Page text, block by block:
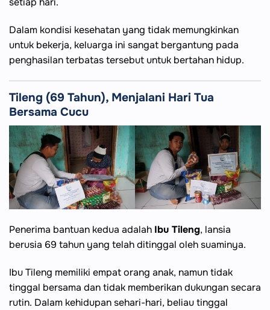
Dalam kondisi kesehatan yang tidak memungkinkan
untuk bekerja, keluarga ini sangat bergantung pada
penghasilan terbatas tersebut untuk bertahan hidup.
Tileng (69 Tahun), Menjalani Hari Tua
Bersama Cucu
Penerima bantuan kedua adalah Ibu Tileng, lansia
berusia 69 tahun yang telah ditinggal oleh suaminya.
Ibu Tileng memiliki empat orang anak, namun tidak
tinggal bersama dan tidak memberikan dukungan secara
rutin. Dalam kehidupan sehari-hari, beliau tinggal